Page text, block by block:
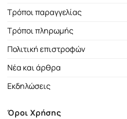
Τρόποι παραγγελίας
Τρόποι πληρωμής
Πολιτική επιστροφών
Νέα και άρθρα
Εκδηλώσεις
Όροι Χρήσης